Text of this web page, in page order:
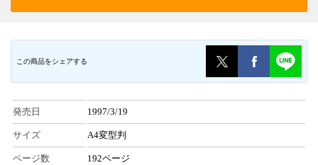
この商品をシェアする
発売日 1997/3/19
サイズ A4変型判
ページ数 192ページ